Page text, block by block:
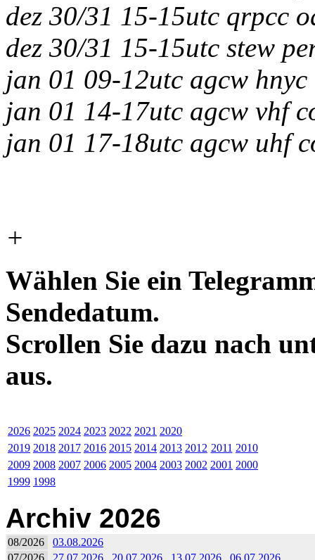
dez 30/31 15-15utc qrpcc
dez 30/31 15-15utc stew
jan 01 09-12utc agcw
jan 01 14-17utc agcw vhf
jan 01 17-18utc agcw uhf
+
Wählen Sie ein
Sendedatum.
Scrollen Sie dazu nach
aus.
2026 2025 2024 2023 2022 2021 2020
2019 2018 2017 2016 2015 2014 2013 2012 2011 2010
2009 2008 2007 2006 2005 2004 2003 2002 2001 2000
1999 1998
Archiv 2026
08/2026
03.08.2026
07/2026
27.07.2026 20.07.2026 13.07.2026
06.07.2026